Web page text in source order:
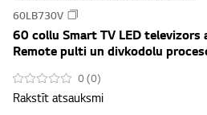
60LB730V
60 collu Smart TV LED televizors
Remote pulti un divkodolu
0 (0)
Rakstīt atsauksmi